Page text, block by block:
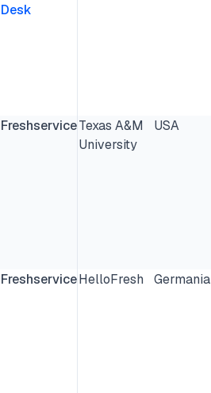
Desk
FreshserviceTexas A&M
University
USA
FreshserviceHelloFresh Germania